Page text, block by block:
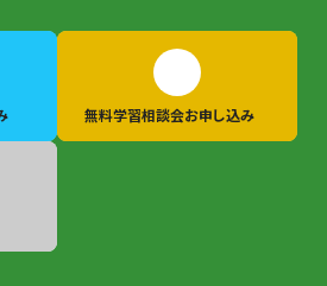
無料学習相談会お申し込み